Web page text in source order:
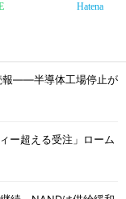
Hatena
報――半導体工場停止が
ー超える受注」ローム